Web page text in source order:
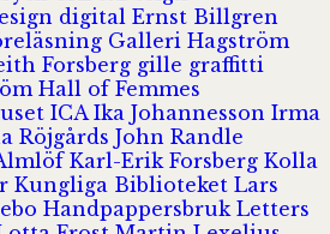
digital Ernst Billgren
Galleri Hagström
Forsberg gille graffitti
Hall of Femmes
ICA Ika Johannesson Irma
Röjgårds John Randle
Karl-Erik Forsberg Kolla
Kungliga Biblioteket Lars
Handpappersbruk Letters